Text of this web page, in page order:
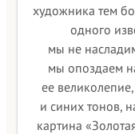
художника тем
одного
мы не
мы опоздаем
ее
и синих тонов,
картина